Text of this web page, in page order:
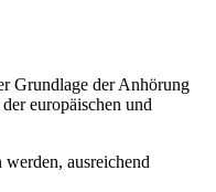
Grundlage der Anhörung
europäischen und
ausreichend